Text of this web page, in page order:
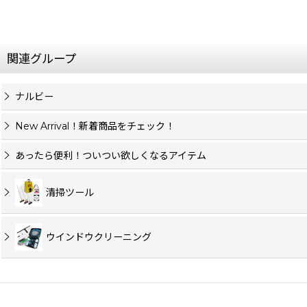
関連グループ
ナルビー
New Arrival！新着商品をチェック！
あったら便利！ついつい欲しくなるアイテム
清掃ツール
ウインドウクリーニング